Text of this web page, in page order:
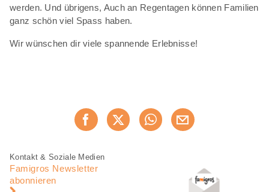
werden. Und übrigens, Auch an Regentagen können Familien
ganz schön viel Spass haben.
Wir wünschen dir viele spannende Erlebnisse!
Jetzt weiterempfehlen
Fusszeile
Fusszeile
Navigation
Kontakt & Soziale Medien
Famigros Newsletter
abonnieren